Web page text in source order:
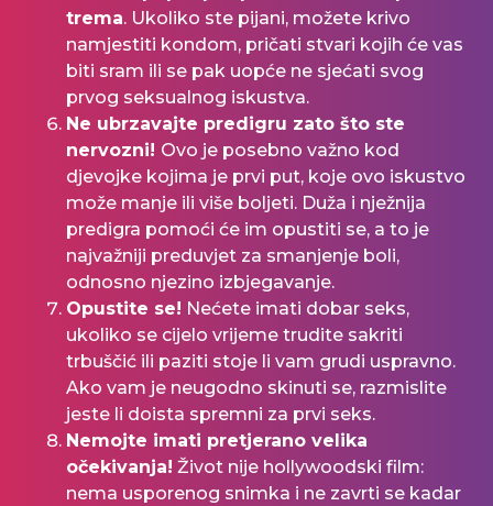
trema. Ukoliko ste pijani, možete krivo
namjestiti kondom, pričati stvari kojih će vas
biti sram ili se pak uopće ne sjećati svog
prvog seksualnog iskustva.
Ne ubrzavajte predigru zato što ste
nervozni! Ovo je posebno važno kod
djevojke kojima je prvi put, koje ovo iskustvo
može manje ili više boljeti. Duža i nježnija
predigra pomoći će im opustiti se, a to je
najvažniji preduvjet za smanjenje boli,
odnosno njezino izbjegavanje.
Opustite se! Nećete imati dobar seks,
ukoliko se cijelo vrijeme trudite sakriti
trbuščić ili paziti stoje li vam grudi uspravno.
Ako vam je neugodno skinuti se, razmislite
jeste li doista spremni za prvi seks.
Nemojte imati pretjerano velika
očekivanja! Život nije hollywoodski film:
nema usporenog snimka i ne zavrti se kadar